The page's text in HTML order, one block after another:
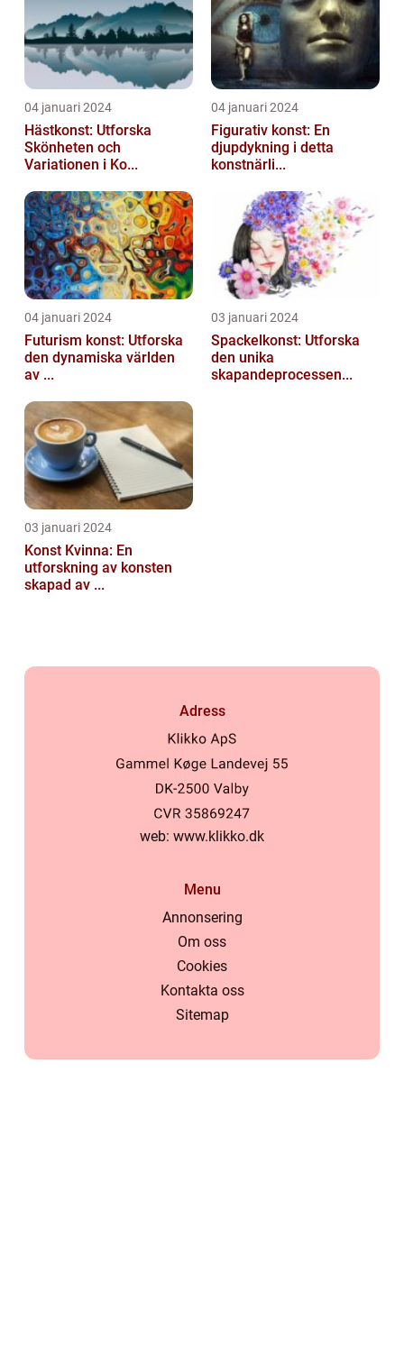
04 januari 2024
Hästkonst: Utforska
Skönheten och
Variationen i Ko...
04 januari 2024
Figurativ konst: En
djupdykning i detta
konstnärli...
04 januari 2024
Futurism konst: Utforska
den dynamiska världen
av ...
03 januari 2024
Spackelkonst: Utforska
den unika
skapandeprocessen...
03 januari 2024
Konst Kvinna: En
utforskning av konsten
skapad av ...
Adress
web: www.klikko.dk
Menu
Annonsering
Om oss
Cookies
Kontakta oss
Sitemap